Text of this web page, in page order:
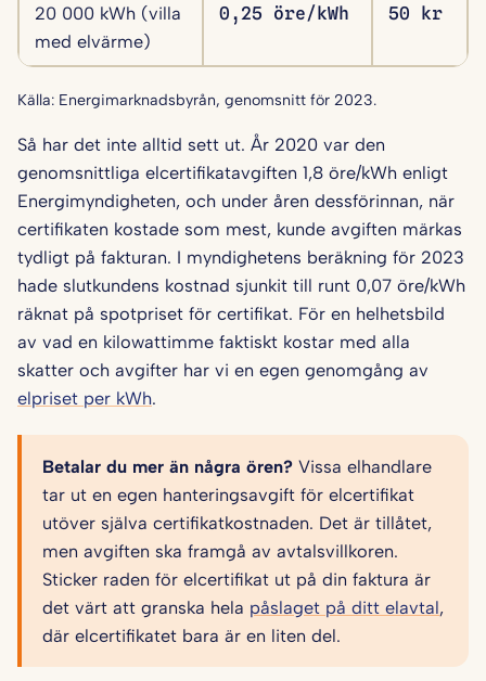
20 000 kWh (villa
med elvärme)
0,25 öre/kWh 50 kr
Källa: Energimarknadsbyrån, genomsnitt för 2023.
Så har det inte alltid sett ut. År 2020 var den
genomsnittliga elcertifikatavgiften 1,8 öre/kWh enligt
Energimyndigheten, och under åren dessförinnan, när
certifikaten kostade som mest, kunde avgiften märkas
tydligt på fakturan. I myndighetens beräkning för 2023
hade slutkundens kostnad sjunkit till runt 0,07 öre/kWh
räknat på spotpriset för certifikat. För en helhetsbild
av vad en kilowattimme faktiskt kostar med alla
skatter och avgifter har vi en egen genomgång av
elpriset per kWh.
Betalar du mer än några ören? Vissa elhandlare
tar ut en egen hanteringsavgift för elcertifikat
utöver själva certifikatkostnaden. Det är tillåtet,
men avgiften ska framgå av avtalsvillkoren.
Sticker raden för elcertifikat ut på din faktura är
det värt att granska hela påslaget på ditt elavtal,
där elcertifikatet bara är en liten del.